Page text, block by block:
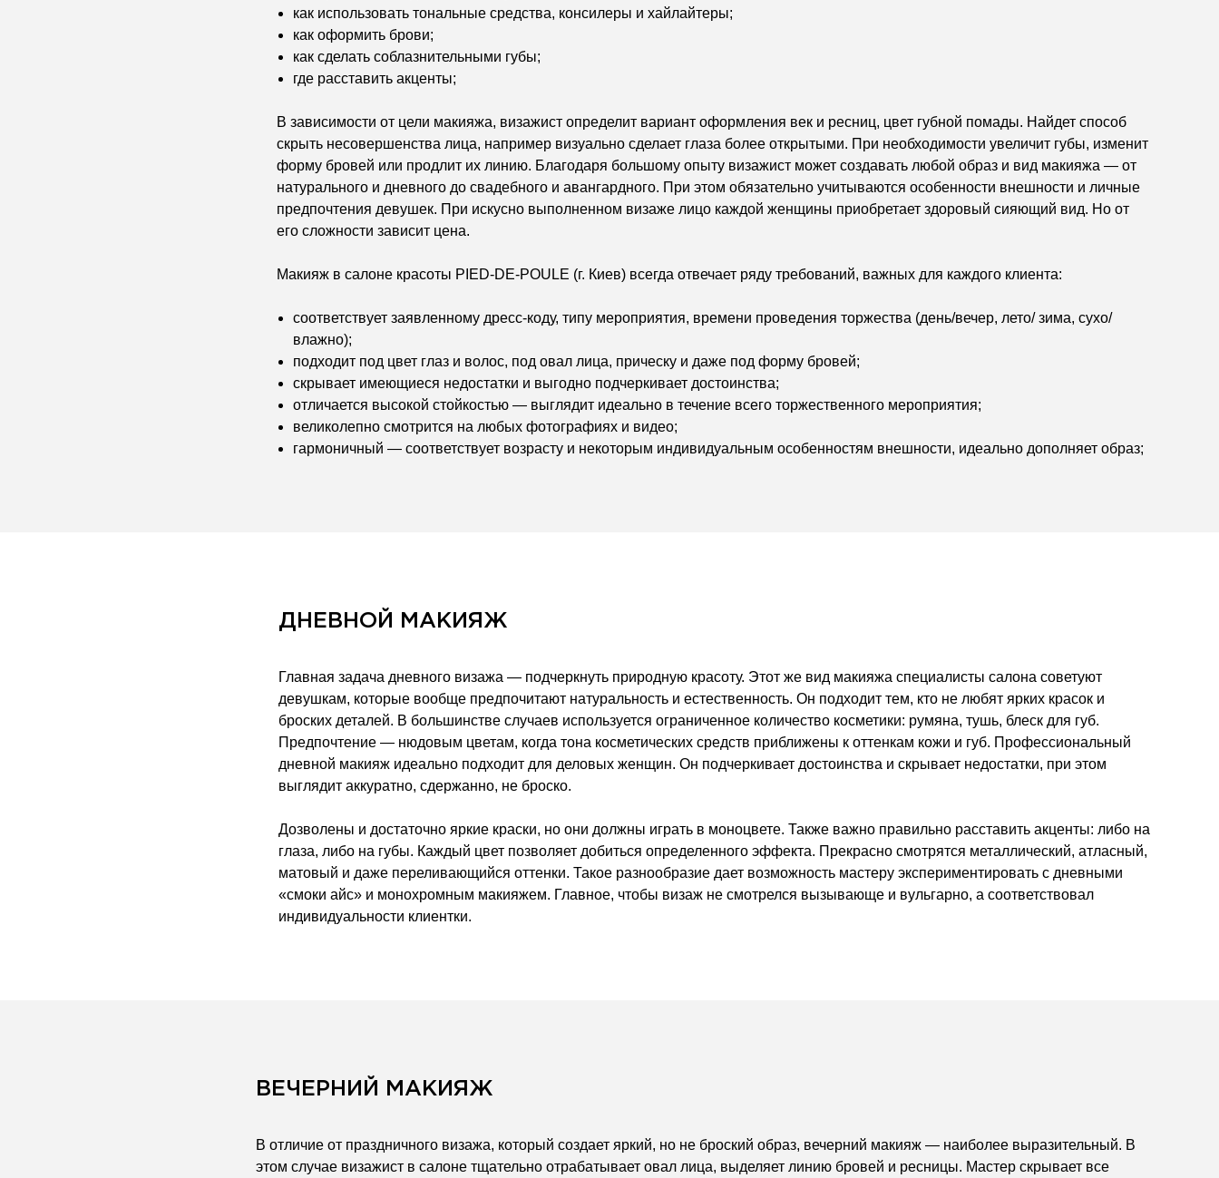
как использовать тональные средства, консилеры и хайлайтеры;
как оформить брови;
как сделать соблазнительными губы;
где расставить акценты;
В зависимости от цели макияжа, визажист определит вариант оформления век и ресниц, цвет губной помады. Найдет способ
скрыть несовершенства лица, например визуально сделает глаза более открытыми. При необходимости увеличит губы, изменит
форму бровей или продлит их линию. Благодаря большому опыту визажист может создавать любой образ и вид макияжа — от
натурального и дневного до свадебного и авангардного. При этом обязательно учитываются особенности внешности и личные
предпочтения девушек. При искусно выполненном визаже лицо каждой женщины приобретает здоровый сияющий вид. Но от
его сложности зависит цена.
Макияж в салоне красоты PIED-DE-POULE (г. Киев) всегда отвечает ряду требований, важных для каждого клиента:
соответствует заявленному дресс-коду, типу мероприятия, времени проведения торжества (день/вечер, лето/ зима, сухо/
влажно);
подходит под цвет глаз и волос, под овал лица, прическу и даже под форму бровей;
скрывает имеющиеся недостатки и выгодно подчеркивает достоинства;
отличается высокой стойкостью — выглядит идеально в течение всего торжественного мероприятия;
великолепно смотрится на любых фотографиях и видео;
гармоничный — соответствует возрасту и некоторым индивидуальным особенностям внешности, идеально дополняет образ;
ДНЕВНОЙ МАКИЯЖ
Главная задача дневного визажа — подчеркнуть природную красоту. Этот же вид макияжа специалисты салона советуют
девушкам, которые вообще предпочитают натуральность и естественность. Он подходит тем, кто не любят ярких красок и
броских деталей. В большинстве случаев используется ограниченное количество косметики: румяна, тушь, блеск для губ.
Предпочтение — нюдовым цветам, когда тона косметических средств приближены к оттенкам кожи и губ. Профессиональный
дневной макияж идеально подходит для деловых женщин. Он подчеркивает достоинства и скрывает недостатки, при этом
выглядит аккуратно, сдержанно, не броско.
Дозволены и достаточно яркие краски, но они должны играть в моноцвете. Также важно правильно расставить акценты: либо на
глаза, либо на губы. Каждый цвет позволяет добиться определенного эффекта. Прекрасно смотрятся металлический, атласный,
матовый и даже переливающийся оттенки. Такое разнообразие дает возможность мастеру экспериментировать с дневными
«смоки айс» и монохромным макияжем. Главное, чтобы визаж не смотрелся вызывающе и вульгарно, а соответствовал
индивидуальности клиентки.
ВЕЧЕРНИЙ МАКИЯЖ
В отличие от праздничного визажа, который создает яркий, но не броский образ, вечерний макияж — наиболее выразительный. В
этом случае визажист в салоне тщательно отрабатывает овал лица, выделяет линию бровей и ресницы. Мастер скрывает все